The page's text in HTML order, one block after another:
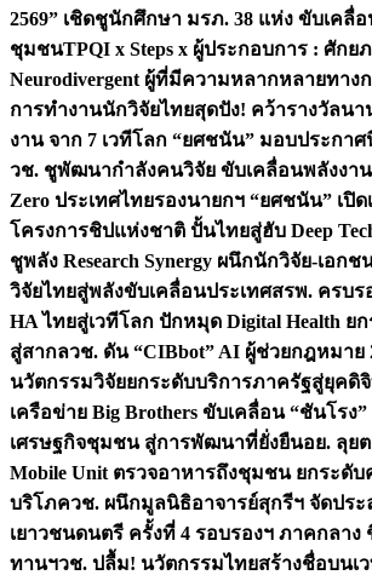
2569” เชิดชูนักศึกษา มรภ. 38 แห่ง ขับเค
ชุมชนTPQI x Steps x ผู้ประกอบการ : ศักย
Neurodivergent ผู้ที่มีความหลากหลายทาง
การทำงานนักวิจัยไทยสุดปัง! คว้ารางวัลนา
งาน จาก 7 เวทีโลก “ยศชนัน” มอบประกาศ
วช. ชูพัฒนากำลังคนวิจัย ขับเคลื่อนพลังงาน
Zero ประเทศไทยรองนายกฯ “ยศชนัน” เปิด
โครงการชิปแห่งชาติ ปั้นไทยสู่ฮับ Deep
ชูพลัง Research Synergy ผนึกนักวิจัย-เอก
วิจัยไทยสู่พลังขับเคลื่อนประเทศสรพ. ครบร
HA ไทยสู่เวทีโลก ปักหมุด Digital Health ย
สู่สากลวช. ดัน “CIBbot” AI ผู้ช่วยกฎหมาย
นวัตกรรมวิจัยยกระดับบริการภาครัฐสู่ยุคดิ
เครือข่าย Big Brothers ขับเคลื่อน “ชันโรง
เศรษฐกิจชุมชน สู่การพัฒนาที่ยั่งยืนอย. ลุย
Mobile Unit ตรวจอาหารถึงชุมชน ยกระดั
บริโภควช. ผนึกมูลนิธิอาจารย์สุกรีฯ จัดประ
เยาวชนดนตรี ครั้งที่ 4 รอบรองฯ ภาคกลาง
ทานฯวช. ปลื้ม! นวัตกรรมไทยสร้างชื่อบนเ